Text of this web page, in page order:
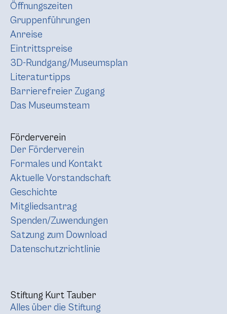
Öffnungszeiten
Gruppenführungen
Anreise
Eintrittspreise
3D-Rundgang/Museumsplan
Literaturtipps
Barrierefreier Zugang
Das Museumsteam
Förderverein
Der Förderverein
Formales und Kontakt
Aktuelle Vorstandschaft
Geschichte
Mitgliedsantrag
Spenden/Zuwendungen
Satzung zum Download
Datenschutzrichtlinie
Stiftung Kurt Tauber
Alles über die Stiftung